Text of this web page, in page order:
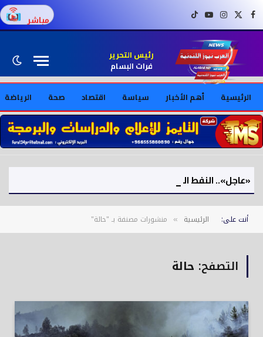
فيسبوكX (Twitter)
إنستغراميوتيوبتيك توك مباشر
رئيس التحرير
فرات البسام
الرئيسية أهم الأخبار سياسة اقتصاد صحة الرياضة
أنت على: الرئيسية » منشورات مصنفة بـ "حالة"
التصفح: حالة